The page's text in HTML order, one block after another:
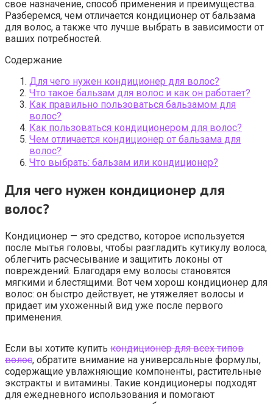
свое назначение, способ применения и преимущества.
Разберемся, чем отличается кондиционер от бальзама
для волос, а также что лучше выбрать в зависимости от
ваших потребностей.
Содержание
Для чего нужен кондиционер для волос?
Что такое бальзам для волос и как он работает?
Как правильно пользоваться бальзамом для
волос?
Как пользоваться кондиционером для волос?
Чем отличается кондиционер от бальзама для
волос?
Что выбрать: бальзам или кондиционер?
Для чего нужен кондиционер для
волос?
Кондиционер — это средство, которое используется
после мытья головы, чтобы разгладить кутикулу волоса,
облегчить расчесывание и защитить локоны от
повреждений. Благодаря ему волосы становятся
мягкими и блестящими. Вот чем хорош кондиционер для
волос: он быстро действует, не утяжеляет волосы и
придает им ухоженный вид уже после первого
применения.
Если вы хотите купить кондиционер для всех типов
волос, обратите внимание на универсальные формулы,
содержащие увлажняющие компоненты, растительные
экстракты и витамины. Такие кондиционеры подходят
для ежедневного использования и помогают